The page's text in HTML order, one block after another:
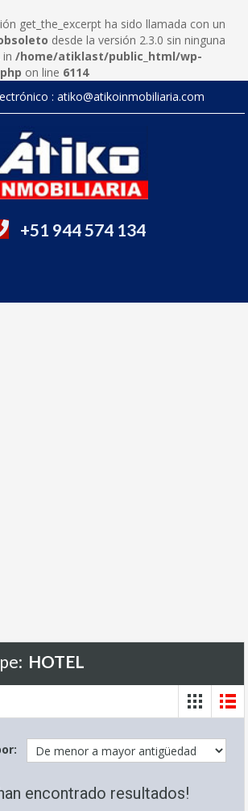
get_the_excerpt ha sido llamada con un
desde la versión 2.3.0 sin ninguna
/home/atiklast/public_html/wp-
on line 6114
: atiko@atikoinmobiliaria.com
+51 944 574 134
HOTEL
encontrado resultados!